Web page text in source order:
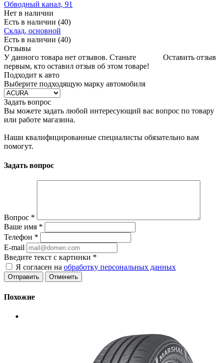
Обводный канал, 91
Нет в наличии
Есть в наличии (40)
Склад, основной
Есть в наличии (40)
Отзывы
Оставить отзыв
У данного товара нет отзывов. Станьте
первым, кто оставил отзыв об этом товаре!
Подходит к авто
Выберите подходящую марку автомобиля
Задать вопрос
Вы можете задать любой интересующий вас вопрос по товару
или работе магазина.
Наши квалифицированные специалисты обязательно вам
помогут.
Задать вопрос
Вопрос *
Ваше имя *
Телефон *
E-mail
Введите текст с картинки *
Я согласен на обработку персональных данных
Отменить
Похожие